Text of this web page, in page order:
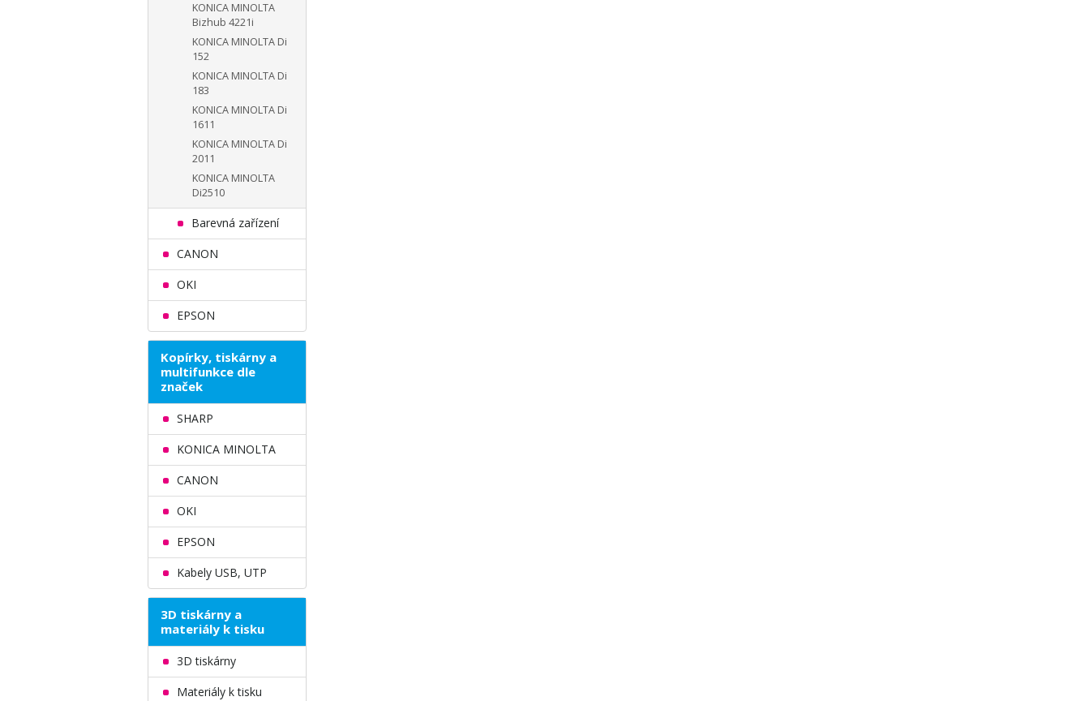
KONICA MINOLTA
Bizhub 4221i
KONICA MINOLTA Di
152
KONICA MINOLTA Di
183
KONICA MINOLTA Di
1611
KONICA MINOLTA Di
2011
KONICA MINOLTA
Di2510
Barevná zařízení
CANON
OKI
EPSON
Kopírky, tiskárny a
multifunkce dle
značek
SHARP
KONICA MINOLTA
CANON
OKI
EPSON
Kabely USB, UTP
3D tiskárny a
materiály k tisku
3D tiskárny
Materiály k tisku